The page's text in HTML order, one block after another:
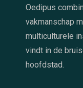
Oedipus
vakmanschap
multiculturele
vindt in de
hoofdstad.